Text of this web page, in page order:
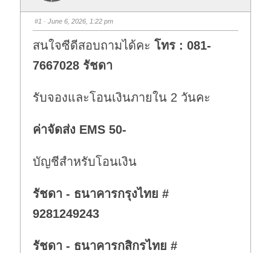
#1 · June 6, 2026, 1:22 pm
สนใจซีดีสอบถามได้คะโทร : 081-
7667028 รัชดา
รับจองและโอนเงินภายใน 2 วันคะ
ค่าจัดส่ง EMS 50-
บัญชีสำหรับโอนเงิน
รัชดา - ธนาคารกรุงไทย #
9281249243
รัชดา - ธนาคารกสิกรไทย #